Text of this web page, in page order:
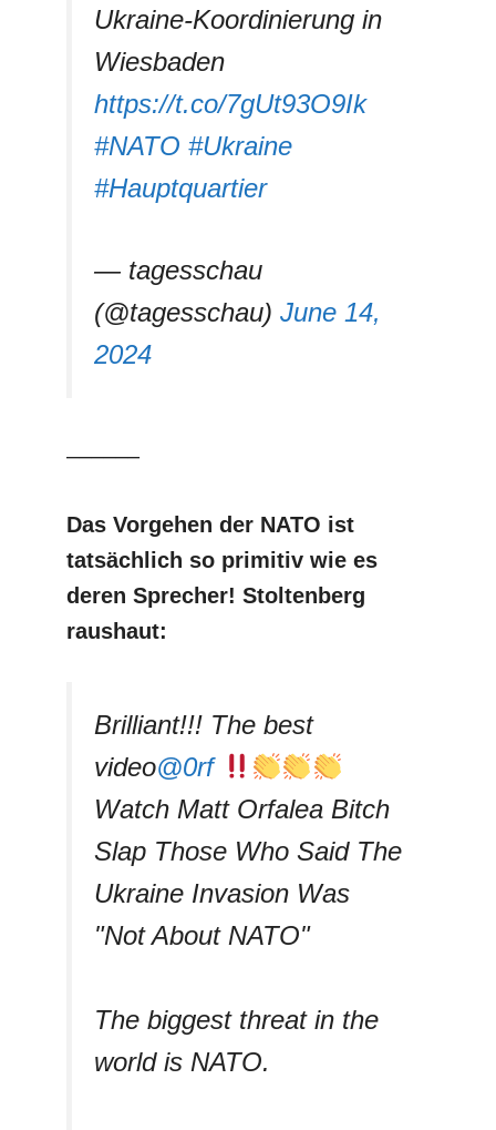
Ukraine-Koordinierung in
Wiesbaden
https://t.co/7gUt93O9Ik
#NATO #Ukraine
#Hauptquartier
— tagesschau
(@tagesschau) June 14,
2024
––––––
Das Vorgehen der NATO ist
tatsächlich so primitiv wie es
deren Sprecher! Stoltenberg
raushaut:
Brilliant!!! The best
video@0rf
Watch Matt Orfalea Bitch
Slap Those Who Said The
Ukraine Invasion Was
"Not About NATO"
The biggest threat in the
world is NATO.